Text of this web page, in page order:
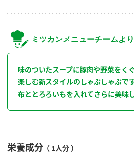
ミツカンメニューチームより
味のついたスープに豚肉や野菜をく
楽しむ新スタイルのしゃぶしゃぶで
布ととろろいもを入れてさらに美味
栄養成分 （ 1人分 ）